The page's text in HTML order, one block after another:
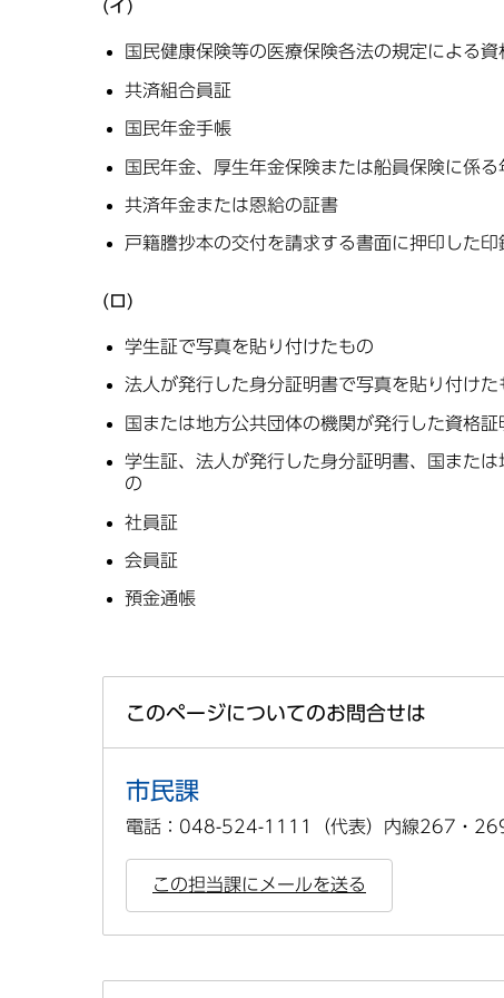
(イ)
国民健康保険等の医療保険各法の規定による資
共済組合員証
国民年金手帳
国民年金、厚生年金保険または船員保険に係る
共済年金または恩給の証書
戸籍謄抄本の交付を請求する書面に押印した
(ロ)
学生証で写真を貼り付けたもの
法人が発行した身分証明書で写真を貼り付け
国または地方公共団体の機関が発行した資格
学生証、法人が発行した身分証明書、国また
の
社員証
会員証
預金通帳
このページについてのお問合せは
市民課
電話：048-524-1111（代表）内線267・
この担当課にメールを送る